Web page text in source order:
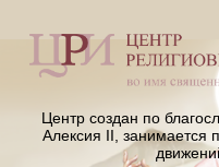
Центр создан по
Алексия II, занимается